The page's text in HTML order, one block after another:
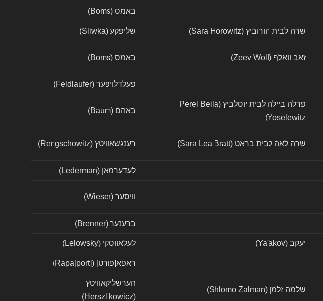
באמס (Boms)
שרה לבית הורוביץ (Sara Horowitz) שליפקע (Sliwka)
זאב וואלף (Zeev Wolf) באמס (Boms)
פעלדלויפער (Feldlaufer)
פרלה ביילה לבית יוסלביץ (Perel Beila
Yoselewitz)
באהם (Baum)
שרה לאה לבית בראט (Sara Lea Bratt) רענגשאוויטץ (Rengschowitz)
לעדערמאן (Lederman)
וויסער (Wieser)
ברענער (Brenner)
יעקב (Ya'akov) לעלאווסקי (Lelowsky)
ראפא[פורט] (Rapa[port])
שלמה זלמן (Shlomo Zalman)
הערשליקאוויטץ
(Herszlikowicz)